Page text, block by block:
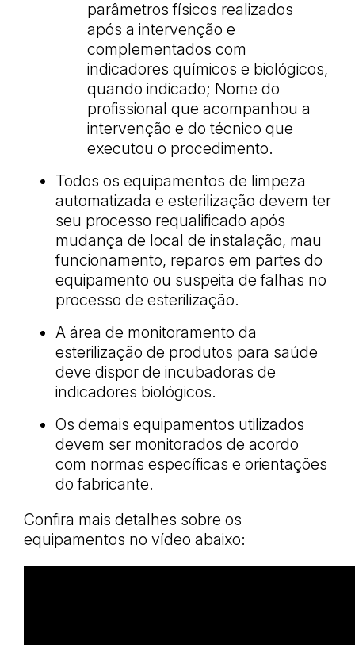
parâmetros físicos realizados
após a intervenção e
complementados com
indicadores químicos e biológicos,
quando indicado; Nome do
profissional que acompanhou a
intervenção e do técnico que
executou o procedimento.
Todos os equipamentos de limpeza
automatizada e esterilização devem ter
seu processo requalificado após
mudança de local de instalação, mau
funcionamento, reparos em partes do
equipamento ou suspeita de falhas no
processo de esterilização.
A área de monitoramento da
esterilização de produtos para saúde
deve dispor de incubadoras de
indicadores biológicos.
Os demais equipamentos utilizados
devem ser monitorados de acordo
com normas específicas e orientações
do fabricante.
Confira mais detalhes sobre os
equipamentos no vídeo abaixo: